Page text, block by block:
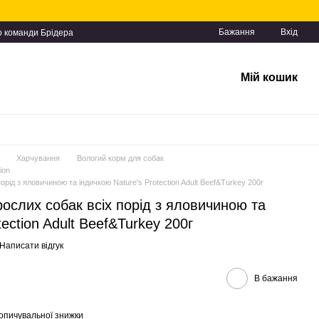
команди Брідера Бажання Вхід
Мій кошик
Харчування
Вологий корм для собак
з яловичиною та індичкою Nature's Protection Adult Beef&Turkey 200г
собак всіх порід з яловичиною та
Adult Beef&Turkey 200г
Написати відгук
В бажання
знижки